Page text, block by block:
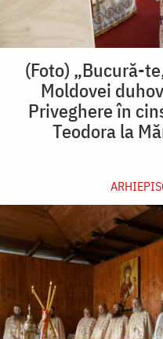
(Foto) „Bucură-
Moldovei
Priveghere în
Teodora la